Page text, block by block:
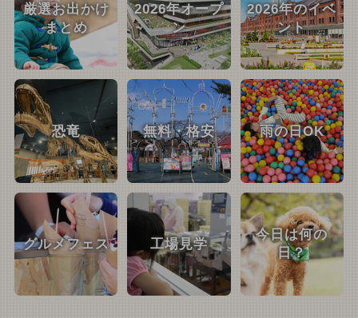
厳選お出かけ
まとめ
2026年オープ
ン
2026年のイベ
ント
恐竜 無料・格安 雨の日OK
グルメフェス 工場見学
今日は何の
日？